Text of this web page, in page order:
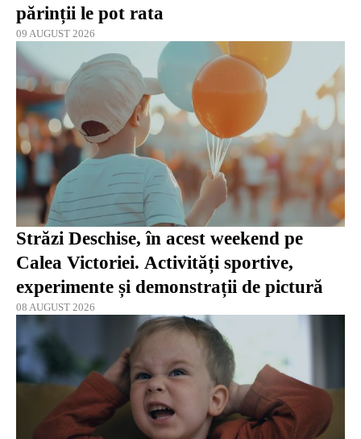
părinții le pot rata
09 AUGUST 2026
Străzi Deschise, în acest weekend pe
Calea Victoriei. Activități sportive,
experimente și demonstrații de pictură
08 AUGUST 2026